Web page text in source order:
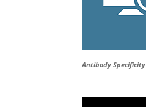
Antibody Specificity